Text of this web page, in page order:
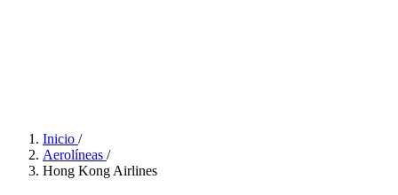
Inicio /
Aerolíneas /
Hong Kong Airlines